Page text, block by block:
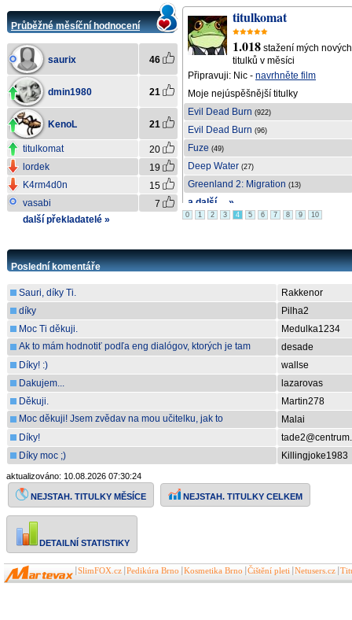
Průběžné měsíční hodnocení
saurix 46
dmin1980 21
KenoL 21
titulkomat
20
lordek
19
K4rm4d0n
15
vasabi
7
další překladatelé »
saurix
1.134
titulků v měsíci
Připravuji:
Treasure & Dirt
Moje nejúspěšnější titulky
The Odyssey
Backrooms
The Odyssey
The Death of Robin Hood
The Dark S01E04
a další ... »
titulkomat
1.018 stažení mých nových
titulků v měsíci
Připravuji: Nic - navrhněte film
Moje nejúspěšnější titulky
Evil Dead Burn (922)
Evil Dead Burn (96)
Fuze (49)
Deep Water (27)
Greenland 2: Migration (13)
a další ... »
0 1 2 3 4 5 6 7 8 9 10
Poslední komentáře
Sauri, díky Ti.
Rakkenor
díky
Pilha2
Moc Ti děkuji.
Medulka1234
Ak to mám hodnotiť podľa eng dialógov, ktorých je tam
pomerne dosť, tak dobre.
desade
Díky! :)
wallse
Dakujem...
lazarovas
Děkuji.
Martin278
Moc děkuji! Jsem zvědav na mou učitelku, jak to
přeložila. Aspoň se zas přiučím.
Malai
Díky!
Díky moc ;)
Killingjoke1983
aktualizováno: 10.08.2026 07:30:24
NEJSTAH. TITULKY MĚSÍCE NEJSTAH. TITULKY CELKEM
DETAILNÍ STATISTIKY
SlimFOX.cz Pedikúra Brno Kosmetika Brno Čištění pleti Netusers.cz